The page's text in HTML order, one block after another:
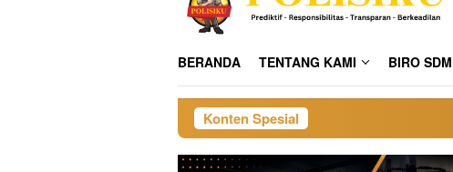
BERANDA TENTANG KAMI BIRO SDM
Konten Spesial